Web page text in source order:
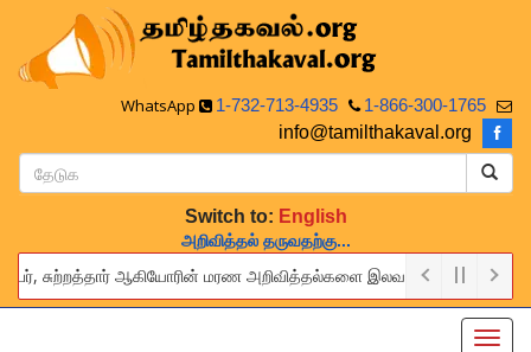
WhatsApp 1-732-713-4935
1-866-300-1765
info@tamilthakaval.org
Switch to: English
அறிவித்தல் தருவதற்கு...
சுற்றத்தார் ஆகியோரின் மரண அறிவித்தல்களை இலவசமாக நாங்கள்
provide this service to announce the obituaries of your relatives